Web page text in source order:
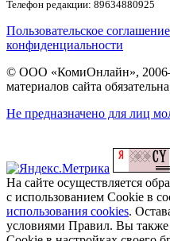
Телефон редакции: 89634880925
Пользовательское соглашение
конфиденциальности
© ООО «КомиОнлайн»,
материалов сайта
Не предназначено для лиц
На сайте осуществляется
с использованием Cookie в
использования cookies.
условиями Правил. Вы также